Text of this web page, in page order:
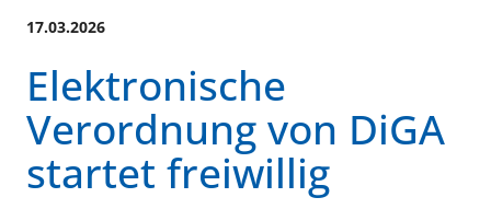
17.03.2026
Elektronische
Verordnung von DiGA
startet freiwillig